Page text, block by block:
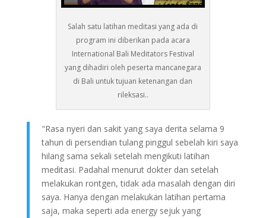
Salah satu latihan meditasi yang ada di
program ini diberikan pada acara
International Bali Meditators Festival
yang dihadiri oleh peserta mancanegara
di Bali untuk tujuan ketenangan dan
rileksasi..
"Rasa nyeri dan sakit yang saya derita selama 9
tahun di persendian tulang pinggul sebelah kiri saya
hilang sama sekali setelah mengikuti latihan
meditasi. Padahal menurut dokter dan setelah
melakukan rontgen, tidak ada masalah dengan diri
saya. Hanya dengan melakukan latihan pertama
saja, maka seperti ada energy sejuk yang